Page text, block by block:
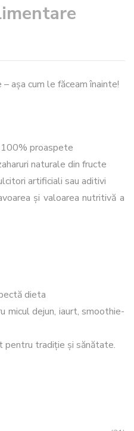
așa cum le făceam înainte!
proaspete
naturale din fructe
artificiali sau aditivi
și valoarea nutritivă a
dieta
micul dejun, iaurt, smoothie-
pentru tradiție și sănătate.